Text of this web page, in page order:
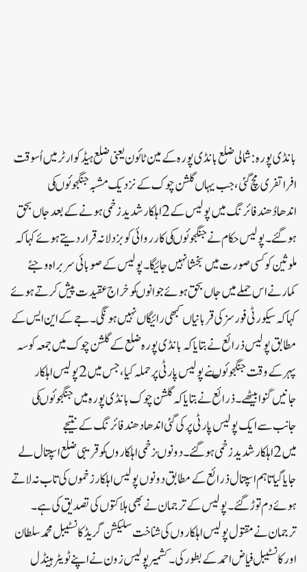
بانڈی پورہ:شمالی ضلع بانڈی پورہ کے مین ٹائون یعنی ضلع ہیڈکوارٹر میں اُسوقت
افراتفری مچ گئی ،جب یہاں گلشن چوک کے نزدیک مشبہ جنگجوئوںکی
اندھادُھندفائرنگ میں پولیس کے2اہلکارشدیدزخمی ہونے کے بعدجاں بحق
ہوگئے ۔پولیس حکام نے جنگجوئوںکی کارروائی کوبزدلانہ قرار دیتے ہوئے کہاکہ
ملوثین کوکسی صورت میں بخشانہیں جائیگا۔پولیس کے صوبائی سربراہ وجئے
کمارنے اس حملے میں جاں بحق ہوئے جوانوںکوخراج عقیدت پیش کرتے ہوئے
کہاکہ سیکورٹی فورسزکی قربانیاں کبھی رائیگاں نہیں ہونگی ۔جے کے این ایس کے
مطابق پولیس ذرائع نے بتایاکہ بانڈی پورہ ضلع کے گلشن چوک میں جمعہ کو سہ
پہرکے وقت جنگجوئوںنے پولیس پارٹی پر حملہ کیا، جس میں2پولیس اہلکار
جانیں گنوابیٹھے ۔ذرائع نے بتایا کہ گلشن چوک بانڈی پورہ میں جنگجوئوںکی
جانب سے ایک پولیس پارٹی پرکی گئی اندھا دھند فائرنگ کے نتیجے
میں 2اہلکارشدیدزخمی ہوگئے ۔دونوںزخمی اہلکاروںکو قریبی ضلع اسپتال لے
جایا گیا تاہم اسپتال ذرائع کے مطابق دونوں پولیس اہلکار زخموں کی تاب نہ لاتے
ہوئے دم توڑ گئے۔پولیس کے ترجمان نے بھی ہلاکتوں کی تصدیق کی ہے۔
ترجمان نے مقتول پولیس اہلکاروں کی شناخت سلیکشن گریڈکانسٹیبل محمد سلطان
اورکانسٹیبل فیاض احمد کے بطور کی۔کشمیرپولیس زون نے اپنے ٹویٹر ہینڈل